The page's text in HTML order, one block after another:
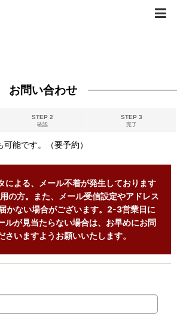
お問い合わせ
STEP 2
確認
STEP 3
完了
能です。（要予約）
による、メール不着が発生しております
の方。また、メール受信設定やアドレス
かない場合がございます。2-3営業日に
ルが見当たらない場合は、お早めにお問
さいますようお願いいたします。